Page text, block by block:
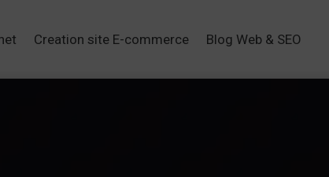
Creation site E-commerce Blog Web & SEO